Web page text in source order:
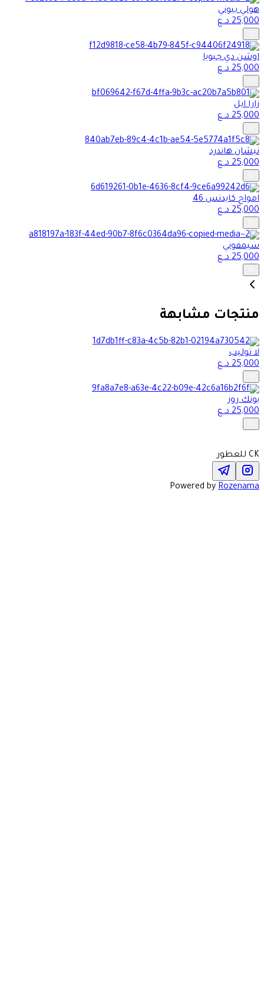
هولي بيوني
25,000د.ع
اوشن دي جيويا
25,000د.ع
زارا ابل
25,000د.ع
نيشان هاندرد
25,000د.ع
امواج كايدنس 46
25,000د.ع
سيمفوني
25,000د.ع
منتجات مشابهة
لا توليب
25,000د.ع
يونك روز
25,000د.ع
CK للعطور
Powered by Rozenama